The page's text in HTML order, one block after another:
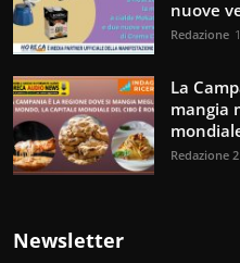
nuove
Redazione
La
mangia
Redazione 2
Newsletter